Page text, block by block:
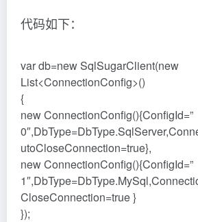
代码如下：
var db=new SqlSugarClient(new
List<ConnectionConfig>()
{
new ConnectionConfig(){ConfigId=”
utoCloseConnection=true},
new ConnectionConfig(){ConfigId=”
CloseConnection=true }
});